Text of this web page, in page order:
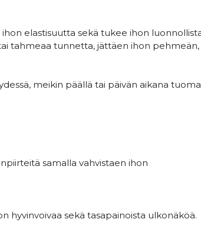
elastisuutta sekä tukee ihon
tahmeaa tunnetta, jättäen ihon pehmeän,
meikin päällä tai päivän aikana
samalla vahvistaen ihon
hyvinvoivaa sekä tasapainoista ulkonäköä.